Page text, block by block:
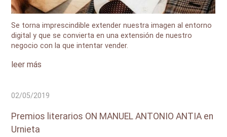
Se torna imprescindible extender nuestra imagen al entorno
digital y que se convierta en una extensión de nuestro
negocio con la que intentar vender.
leer más
02/05/2019
Premios literarios ON MANUEL ANTONIO ANTIA en
Urnieta